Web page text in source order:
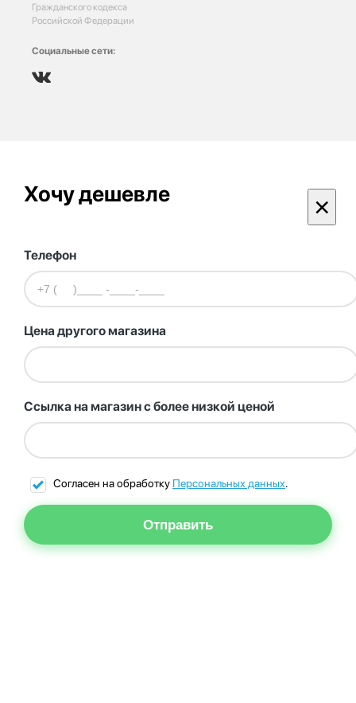
Гражданского кодекса
Российской Федерации
Социальные сети:
Хочу дешевле ×
Телефон
Цена другого магазина
Ссылка на магазин с более низкой ценой
Согласен на обработку Персональных данных.
Отправить